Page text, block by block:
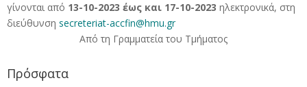
γίνονται από 13-10-2023 έως και 17-10-2023 ηλεκτρονικά, στη
διεύθυνση secreteriat-accfin@hmu.gr
Από τη Γραμματεία του Τμήματος
Πρόσφατα